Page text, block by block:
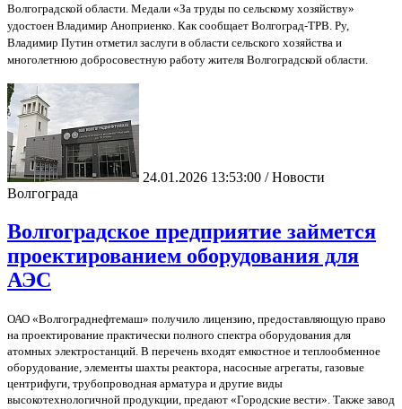
Волгоградской области. Медали «За труды по сельскому хозяйству»
удостоен Владимир Аноприенко. Как сообщает Волгоград-ТРВ. Ру,
Владимир Путин отметил заслуги в области сельского хозяйства и
многолетнюю добросовестную работу жителя Волгоградской области.
24.01.2026 13:53:00 / Новости
Волгограда
Волгоградское предприятие займется
проектированием оборудования для
АЭС
ОАО «Волгограднефтемаш» получило лицензию, предоставляющую право
на проектирование практически полного спектра оборудования для
атомных электростанций. В перечень входят емкостное и теплообменное
оборудование, элементы шахты реактора, насосные агрегаты, газовые
центрифуги, трубопроводная арматура и другие виды
высокотехнологичной продукции, предают «Городские вести». Также завод